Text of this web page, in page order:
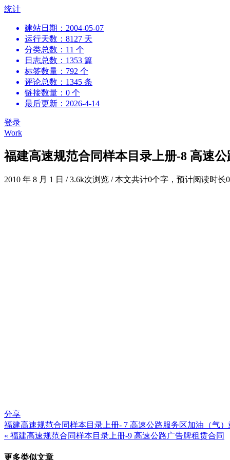
跳
统计
建站日期：2004-05-07
运行天数：8127 天
分类总数：11 个
日志总数：1353 篇
标签数量：792 个
评论总数：1345 条
链接数量：0 个
最后更新：2026-4-14
登录
Work
福建高速规范合同样本目录上册-8 高速
2010 年 8 月 1 日 /3.6k次浏览 /本文共计0个字，预计阅读时长
分享
文
章
福建高速规范合同样本目录上册- 7 高速公路服务区加油（气
« 福建高速规范合同样本目录上册-9 高速公路广告牌租赁合同
更多类似文章